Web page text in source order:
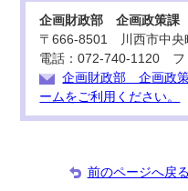
企画財政部 企画政策課
〒666-8501 川西市中
電話：072-740-1120 フ
企画財政部 企画政
ームをご利用ください。
前のページへ戻る